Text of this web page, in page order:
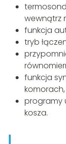
wewnątrz
funkcja
tryb
funkcja
komorach,
programy
kosza.